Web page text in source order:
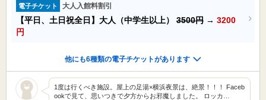
電子チケット 大人入館料割引
【平日、土日祝全日】大人（中学生以上） 3500円 → 3200
円
他にも6種類の電子チケットがあります
1度は行くべき施設。屋上の足湯×横浜夜景は、絶景！！！ Faceb
ookで見て、思いつきで夕方からお邪魔しました。 ロッカ…